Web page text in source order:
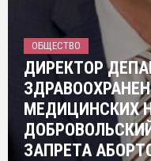
ОБЩЕСТВО
ДИРЕКТОР
МЕДИЦИНСКИХ
ЗАПРЕТА